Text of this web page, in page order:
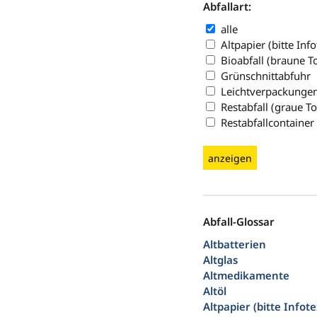
Abfallart:
alle
Altpapier (bitte
Bioabfall (braune
Grünschnittabfuhr
Restabfall (graue
Restabfallcontainer
anzeigen
Abfall-Glossar
Altbatterien
Altglas
Altmedikamente
Altöl
Altpapier (bitte